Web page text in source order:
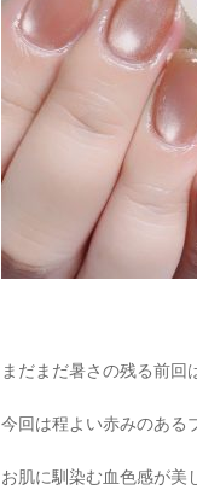
まだまだ暑さの残る前回
今回は程よい赤みのある
お肌に馴染む血色感が美